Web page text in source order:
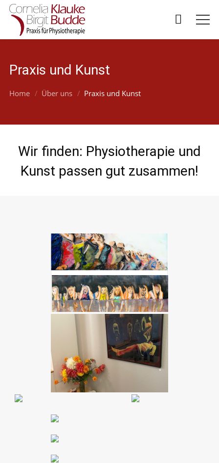
Praxis und Kunst
Home Über uns Praxis und Kunst
Wir finden: Physiotherapie und
Kunst passen gut zusammen!